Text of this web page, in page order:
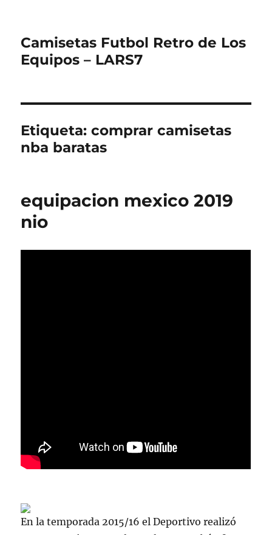
Camisetas Futbol Retro de Los
Equipos – LARS7
Etiqueta:comprar camisetas
nba baratas
equipacion mexico 2019
nio
En la temporada 2015/16 el Deportivo realizó